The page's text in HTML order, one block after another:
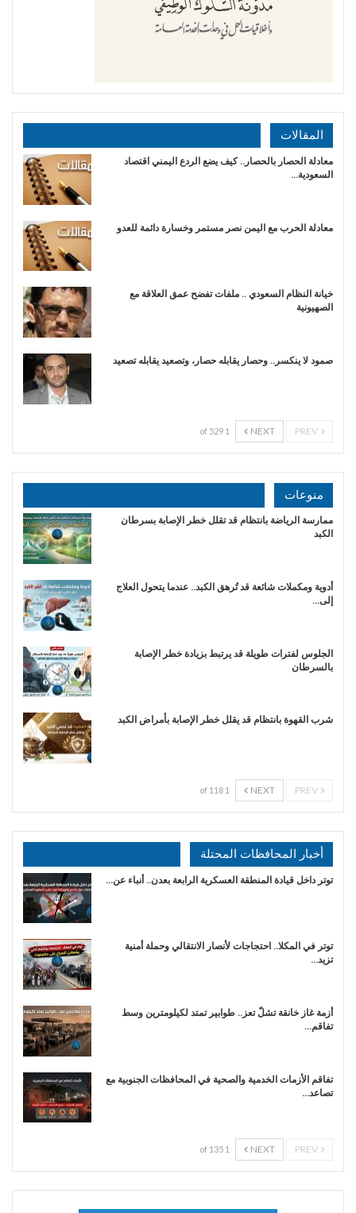
المقالات
معادلة الحصار بالحصار.. كيف يضع الردع اليمني اقتصاد
السعودية…
​معادلة الحرب مع اليمن نصر مستمر وخسارة دائمة للعدو
خيانة النظام السعودي .. ملفات تفضح عمق العلاقة مع
الصهيونية
صمود لا ينكسر.. وحصار يقابله حصار، وتصعيد يقابله تصعيد
NEXT
1 of 529
منوعات
ممارسة الرياضة بانتظام قد تقلل خطر الإصابة بسرطان
الكبد
أدوية ومكملات شائعة قد تُرهق الكبد.. عندما يتحول العلاج
إلى…
الجلوس لفترات طويلة قد يرتبط بزيادة خطر الإصابة
بالسرطان
شرب القهوة بانتظام قد يقلل خطر الإصابة بأمراض الكبد
NEXT
1 of 118
أخبار المحافظات المحتلة
توتر داخل قيادة المنطقة العسكرية الرابعة بعدن.. أنباء عن…
توتر في المكلا.. احتجاجات لأنصار الانتقالي وحملة أمنية
تزيد…
أزمة غاز خانقة تشلّ تعز.. طوابير تمتد لكيلومترين وسط
تفاقم…
تفاقم الأزمات الخدمية والصحية في المحافظات الجنوبية مع
تصاعد…
NEXT
1 of 135